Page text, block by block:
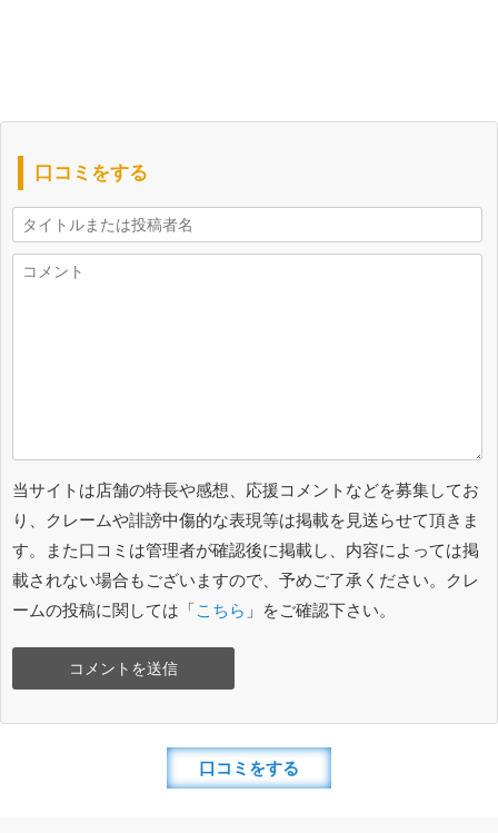
口コミをする
当サイトは店舗の特長や感想、応援コメントなどを募集してお
り、クレームや誹謗中傷的な表現等は掲載を見送らせて頂きま
す。また口コミは管理者が確認後に掲載し、内容によっては掲
載されない場合もございますので、予めご了承ください。クレ
ームの投稿に関しては「こちら 」をご確認下さい。
口コミをする